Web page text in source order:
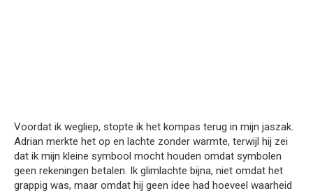
Voordat ik wegliep, stopte ik het kompas terug in mijn jaszak.
Adrian merkte het op en lachte zonder warmte, terwijl hij zei
dat ik mijn kleine symbool mocht houden omdat symbolen
geen rekeningen betalen. Ik glimlachte bijna, niet omdat het
grappig was, maar omdat hij geen idee had hoeveel waarheid